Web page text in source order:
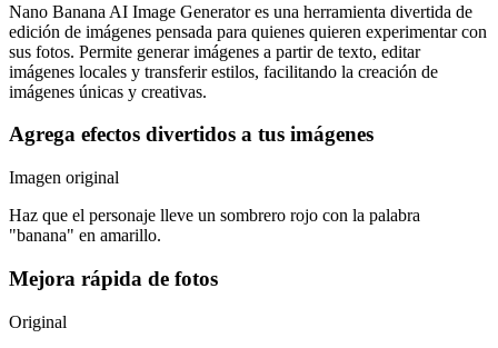
Nano Banana AI Image Generator es una herramienta divertida de
edición de imágenes pensada para quienes quieren experimentar con
sus fotos. Permite generar imágenes a partir de texto, editar
imágenes locales y transferir estilos, facilitando la creación de
imágenes únicas y creativas.
Agrega efectos divertidos a tus imágenes
Imagen original
Haz que el personaje lleve un sombrero rojo con la palabra
"banana" en amarillo.
Mejora rápida de fotos
Original